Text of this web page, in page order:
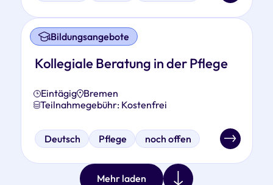
Bildungsangebote
Kollegiale Beratung in der Pflege
Eintägig Bremen
Teilnahmegebühr: Kostenfrei
Deutsch Pflege noch offen
Mehr laden